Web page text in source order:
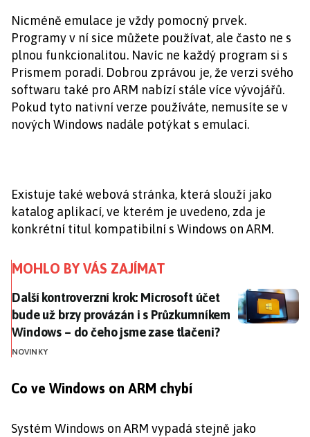
Nicméně emulace je vždy pomocný prvek.
Programy v ní sice můžete používat, ale často ne s
plnou funkcionalitou. Navíc ne každý program si s
Prismem poradí. Dobrou zprávou je, že verzi svého
softwaru také pro ARM nabízí stále více vývojářů.
Pokud tyto nativní verze používáte, nemusíte se v
nových Windows nadále potýkat s emulací.
Existuje také webová stránka, která slouží jako
katalog aplikací, ve kterém je uvedeno, zda je
konkrétní titul kompatibilní s Windows on ARM.
MOHLO BY VÁS ZAJÍMAT
Další kontroverzní krok: Microsoft účet bude už brzy
Další kontroverzní krok: Microsoft účet
bude už brzy provázán i s Průzkumníkem
Windows – do čeho jsme zase tlačeni?
NOVINKY
Co ve Windows on ARM chybí
Systém Windows on ARM vypadá stejně jako